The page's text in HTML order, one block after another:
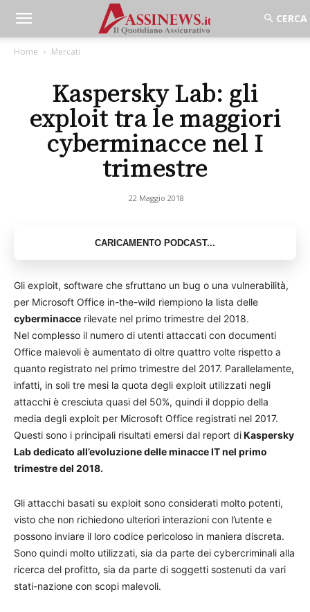
Home Mercati
Kaspersky Lab: gli
exploit tra le maggiori
cyberminacce nel I
trimestre
22 Maggio 2018
Gli exploit, software che sfruttano un bug o una vulnerabilità,
per Microsoft Office in-the-wild riempiono la lista delle
cyberminacce rilevate nel primo trimestre del 2018.
Nel complesso il numero di utenti attaccati con documenti
Office malevoli è aumentato di oltre quattro volte rispetto a
quanto registrato nel primo trimestre del 2017. Parallelamente,
infatti, in soli tre mesi la quota degli exploit utilizzati negli
attacchi è cresciuta quasi del 50%, quindi il doppio della
media degli exploit per Microsoft Office registrati nel 2017.
Questi sono i principali risultati emersi dal report diKaspersky
Lab dedicato all’evoluzione delle minacce IT nel primo
trimestre del 2018.
Gli attacchi basati su exploit sono considerati molto potenti,
visto che non richiedono ulteriori interazioni con l’utente e
possono inviare il loro codice pericoloso in maniera discreta.
Sono quindi molto utilizzati, sia da parte dei cybercriminali alla
ricerca del profitto, sia da parte di soggetti sostenuti da vari
stati-nazione con scopi malevoli.